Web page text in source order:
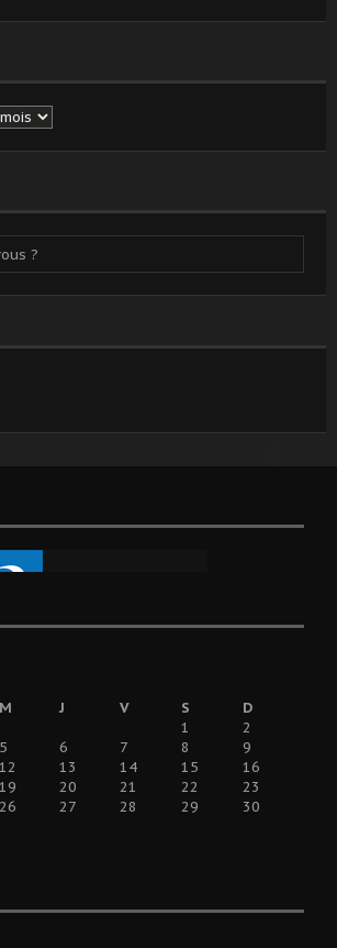
M J V S
D
1
2
5 6 7 8
9
12 13 14 15
16
19 20 21 22
23
26 27 28 29
30